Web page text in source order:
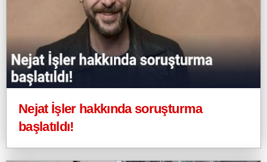
Nejat İşler hakkında soruşturma
başlatıldı!